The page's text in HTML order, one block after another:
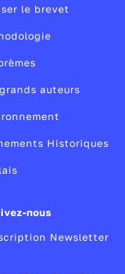
le brevet
auteurs
Historiques
nous
Newsletter